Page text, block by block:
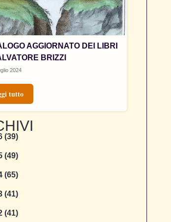
AGGIORNATO DEI LIBRI
BRIZZI
2024
tutto
(39)
(49)
(65)
(41)
(41)